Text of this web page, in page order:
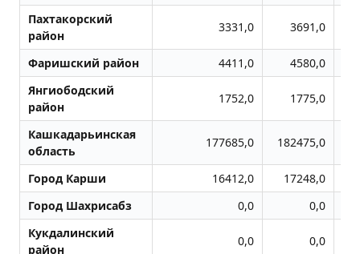
Пахтакорский
район
3331,0 3691,0
Фаришский район 4411,0
4580,0
Янгиободский
район
1752,0 1775,0
Кашкадарьинская
область
177685,0 182475,0
Город Карши 16412,0 17248,0
Город Шахрисабз
0,0
0,0
Кукдалинский
район
0,0 0,0